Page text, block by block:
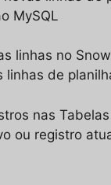
MySQL
linhas no
linhas de
nas
ou registro